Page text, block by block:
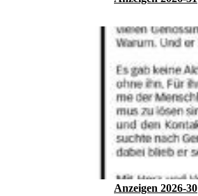
Anzeigen 2026-30